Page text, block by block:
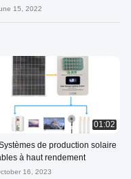
15, 2022
01:02
de production solaire
à haut rendement
16, 2023